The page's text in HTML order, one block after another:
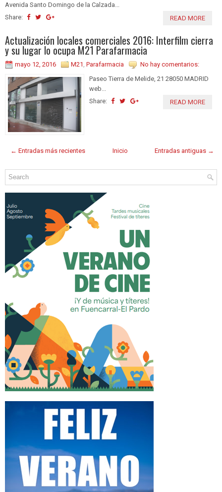
Avenida Santo Domingo de la Calzada...
Share:
READ MORE
Actualización locales comerciales 2016: Interfilm cierra
y su lugar lo ocupa M21 Parafarmacia
mayo 12, 2016 M21 Parafarmacia
No hay comentarios:
Paseo Tierra de Melide, 21 28050 MADRID
web...
Share:
READ MORE
← Entradas más recientes Entradas antiguas →
Inicio